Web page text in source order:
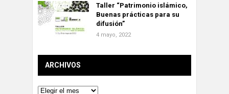
Taller “Patrimonio islámico,
Buenas prácticas para su
difusión”
4 mayo, 2022
ARCHIVOS
Archivos